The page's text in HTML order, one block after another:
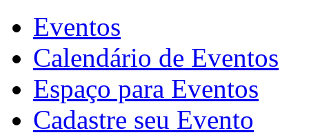
Eventos
Calendário de Eventos
Espaço para Eventos
Cadastre seu Evento